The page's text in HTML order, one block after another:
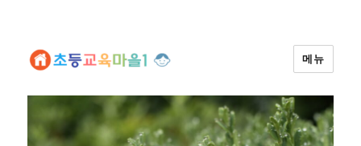
메뉴